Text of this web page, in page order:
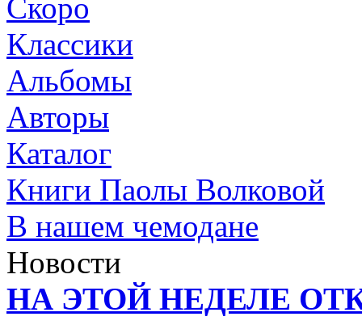
Скоро
Классики
Альбомы
Авторы
Каталог
Книги Паолы Волковой
В нашем чемодане
Новости
НА ЭТОЙ НЕДЕЛЕ